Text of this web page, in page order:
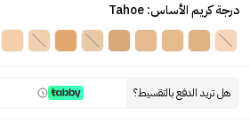
درجة كريم الأساس: Tahoe
هل تريد الدفع بالتقسيط؟